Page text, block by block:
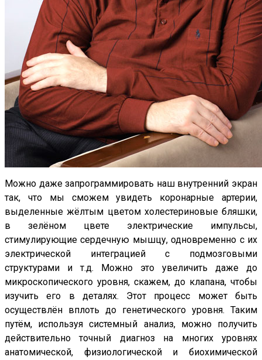
Можно даже запрограммировать наш внутренний экран
так, что мы сможем увидеть коронарные артерии,
выделенные жёлтым цветом холестериновые бляшки,
в зелёном цвете электрические импульсы,
стимулирующие сердечную мышцу, одновременно с их
электрической интеграцией с подмозговыми
структурами и т.д. Можно это увеличить даже до
микроскопического уровня, скажем, до клапана, чтобы
изучить его в деталях. Этот процесс может быть
осуществлён вплоть до генетического уровня. Таким
путём, используя системный анализ, можно получить
действительно точный диагноз на многих уровнях
анатомической, физиологической и биохимической